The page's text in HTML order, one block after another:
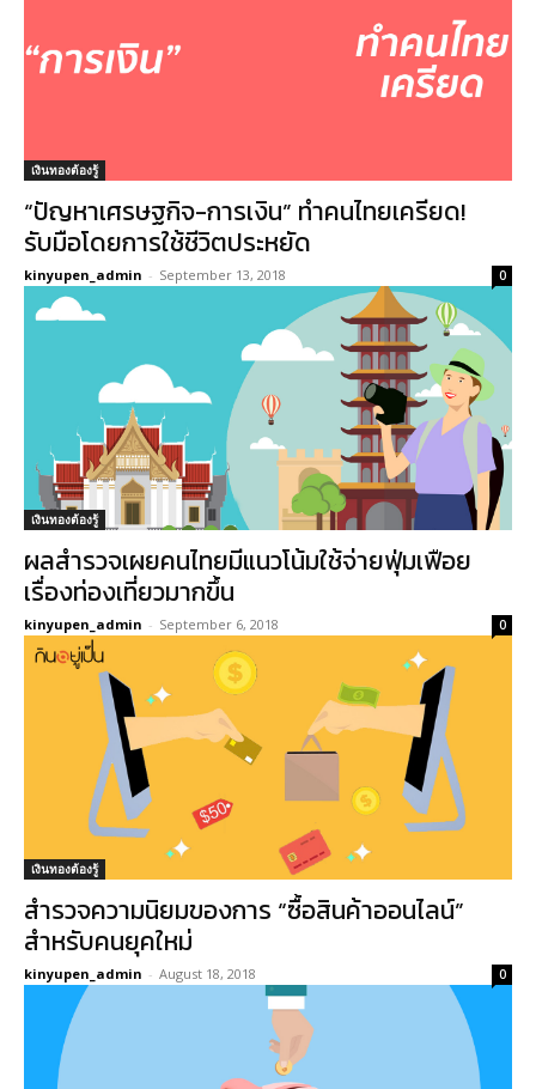
เงินทองต้องรู้
“ปัญหาเศรษฐกิจ-การเงิน” ทำคนไทยเครียด!
รับมือโดยการใช้ชีวิตประหยัด
kinyupen_admin - September 13, 2018 0
เงินทองต้องรู้
ผลสำรวจเผยคนไทยมีแนวโน้มใช้จ่ายฟุ่มเฟือย
เรื่องท่องเที่ยวมากขึ้น
kinyupen_admin - September 6, 2018 0
เงินทองต้องรู้
สำรวจความนิยมของการ “ซื้อสินค้าออนไลน์”
สำหรับคนยุคใหม่
kinyupen_admin - August 18, 2018 0